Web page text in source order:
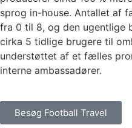
sprog in-house. Antallet af
fra 0 til 8, og den ugentlige
cirka 5 tidlige brugere til
understøttet af et fælles
interne ambassadører.
Besøg Football Travel